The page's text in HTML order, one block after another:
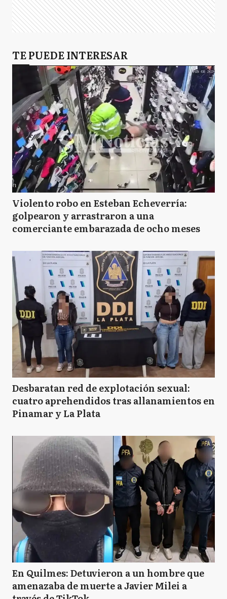
TE PUEDE INTERESAR
Violento robo en Esteban Echeverría:
golpearon y arrastraron a una
comerciante embarazada de ocho meses
Desbaratan red de explotación sexual:
cuatro aprehendidos tras allanamientos en
Pinamar y La Plata
En Quilmes: Detuvieron a un hombre que
amenazaba de muerte a Javier Milei a